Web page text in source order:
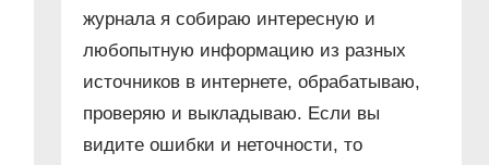
журнала я собираю интересную и
любопытную информацию из разных
источников в интернете, обрабатываю,
проверяю и выкладываю. Если вы
видите ошибки и неточности, то